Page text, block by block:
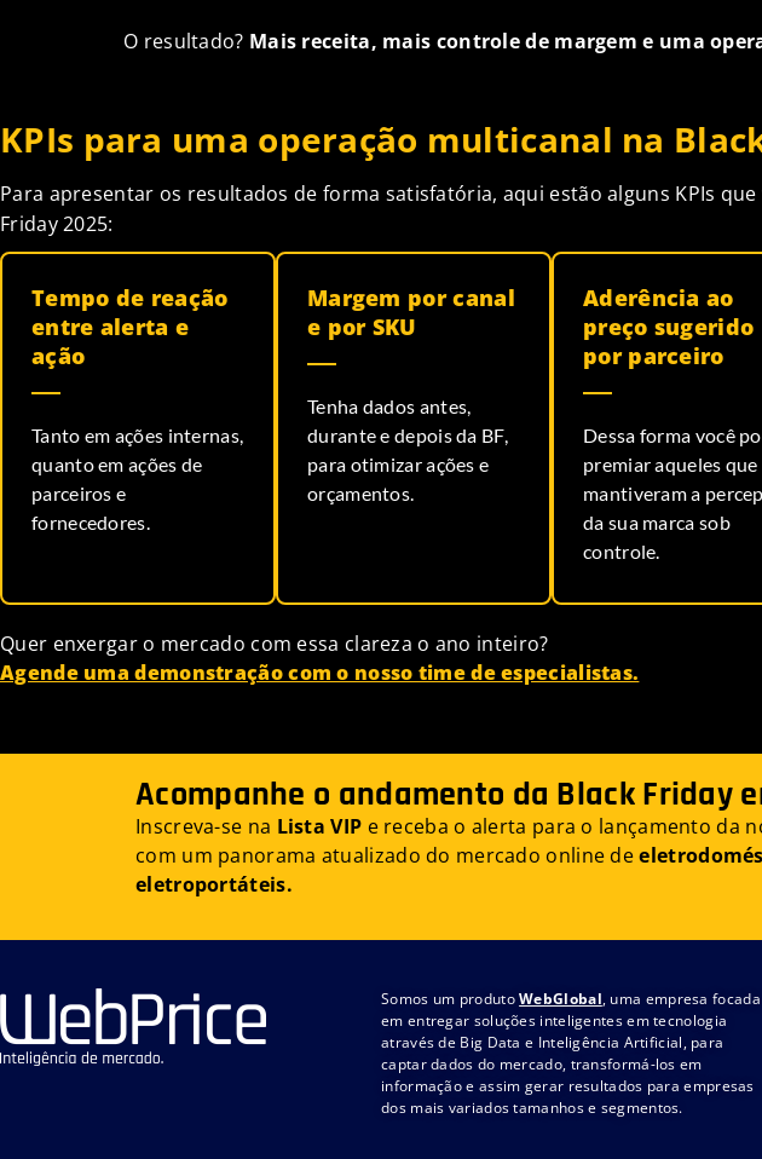
O resultado? Mais receita, mais controle de margem e uma
KPIs para uma operação multicanal na
Para apresentar os resultados de forma satisfatória, aqui estão alguns KPIs
Friday 2025:
Tempo de reação
entre alerta e
ação
Tanto em ações internas,
quanto em ações de
parceiros e
fornecedores.
Margem por canal
e por SKU
Tenha dados antes,
durante e depois da BF,
para otimizar ações e
orçamentos.
Aderência ao
preço sugerido
por parceiro
Dessa forma você
premiar aqueles que
mantiveram a
da sua marca sob
controle.
Quer enxergar o mercado com essa clareza o ano inteiro?
Agende uma demonstração com o nosso time de especialistas.
Acompanhe o andamento da Black Friday
Inscreva-se na Lista VIP e receba o alerta para o lançamento da
com um panorama atualizado do mercado online de
eletroportáteis.
Somos um produtoWebGlobal, uma empresa focada
em entregar soluções inteligentes em tecnologia
através de Big Data e Inteligência Artificial, para
captar dados do mercado, transformá-los em
informação e assim gerar resultados para empresas
dos mais variados tamanhos e segmentos.